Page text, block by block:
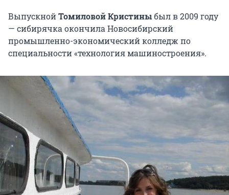
ВыпускнойТомиловой Кристиныбыл в 2009 году
— сибирячка окончила Новосибирский
промышленно-экономический колледж по
специальности «технология машиностроения».